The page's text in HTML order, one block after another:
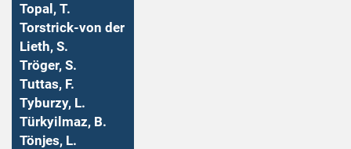
Topal, T.
Torstrick-von der
Lieth, S.
Tröger, S.
Tuttas, F.
Tyburzy, L.
Türkyilmaz, B.
Tönjes, L.